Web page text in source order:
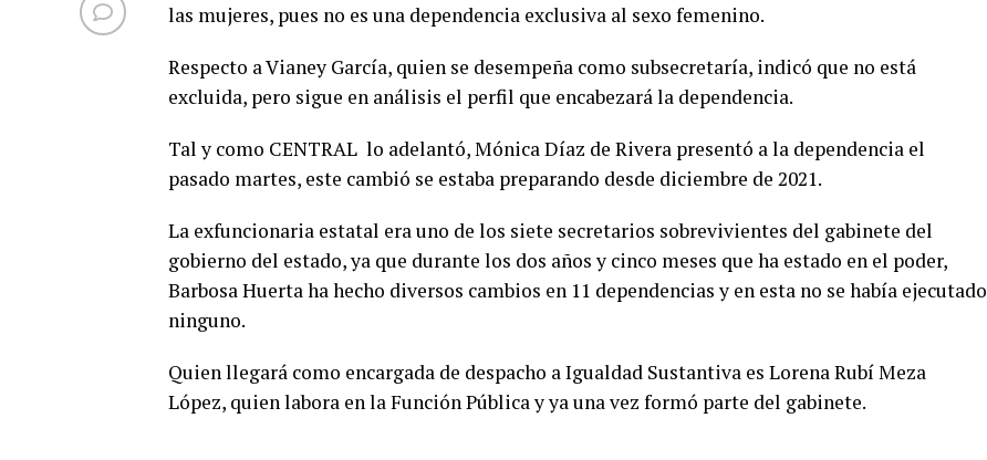
las mujeres, pues no es una dependencia exclusiva al sexo femenino.
Respecto a Vianey García, quien se desempeña como subsecretaría, indicó que no está
excluida, pero sigue en análisis el perfil que encabezará la dependencia.
Tal y como CENTRAL lo adelantó, Mónica Díaz de Rivera presentó a la dependencia el
pasado martes, este cambió se estaba preparando desde diciembre de 2021.
La exfuncionaria estatal era uno de los siete secretarios sobrevivientes del gabinete del
gobierno del estado, ya que durante los dos años y cinco meses que ha estado en el poder,
Barbosa Huerta ha hecho diversos cambios en 11 dependencias y en esta no se había ejecutado
ninguno.
Quien llegará como encargada de despacho a Igualdad Sustantiva es Lorena Rubí Meza
López, quien labora en la Función Pública y ya una vez formó parte del gabinete.